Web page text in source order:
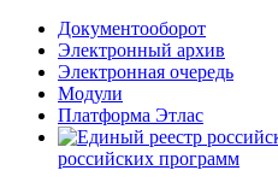
Документооборот
Электронный архив
Электронная очередь
Модули
Платформа Этлас
российских программ